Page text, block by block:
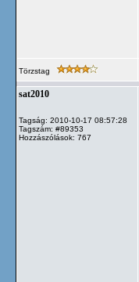
Törzstag
sat2010
Tagság: 2010-10-17 08:57:28
Tagszám: #89353
Hozzászólások: 767